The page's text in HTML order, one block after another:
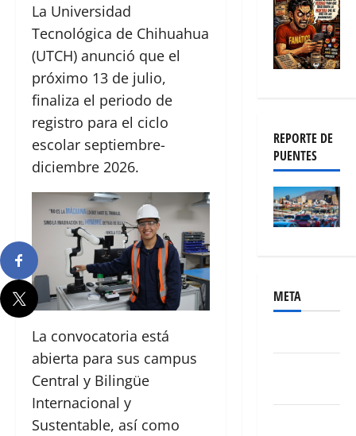
La Universidad
Tecnológica de Chihuahua
(UTCH) anunció que el
próximo 13 de julio,
finaliza el periodo de
registro para el ciclo
escolar septiembre-
diciembre 2026.
La convocatoria está
abierta para sus campus
Central y Bilingüe
Internacional y
Sustentable, así como
REPORTE DE
PUENTES
META